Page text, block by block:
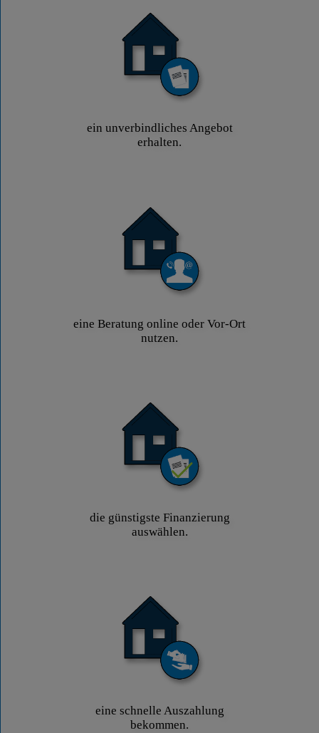
ein unverbindliches Angebot
erhalten.
eine Beratung online oder Vor-Ort
nutzen.
die günstigste Finanzierung
auswählen.
eine schnelle Auszahlung
bekommen.